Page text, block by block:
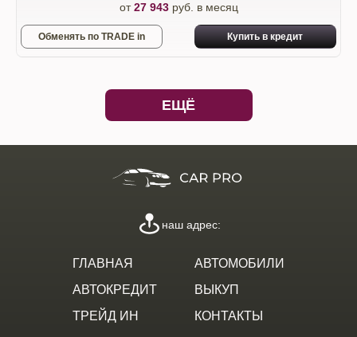
от27 943руб. в месяц
Обменять по TRADE in Купить в кредит
ЕЩЁ
ГЛАВНАЯ
АВТОМОБИЛИ
АВТОКРЕДИТ
ВЫКУП
ТРЕЙД ИН
КОНТАКТЫ
наш адрес: